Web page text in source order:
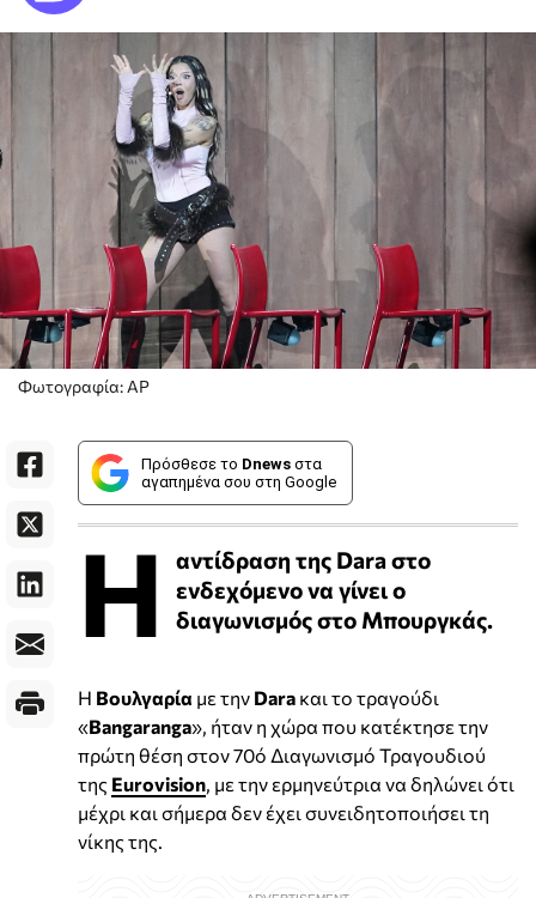
Φωτογραφία: AP
Πρόσθεσε το Dnews στα
αγαπημένα σου στη Google
Η
αντίδραση της Dara στο
ενδεχόμενο να γίνει ο
διαγωνισμός στο Μπουργκάς.
Η Βουλγαρία με την Dara και το τραγούδι
«Bangaranga», ήταν η χώρα που κατέκτησε την
πρώτη θέση στον 70ό Διαγωνισμό Τραγουδιού
της Eurovision , με την ερμηνεύτρια να δηλώνει ότι
μέχρι και σήμερα δεν έχει συνειδητοποιήσει τη
νίκης της.